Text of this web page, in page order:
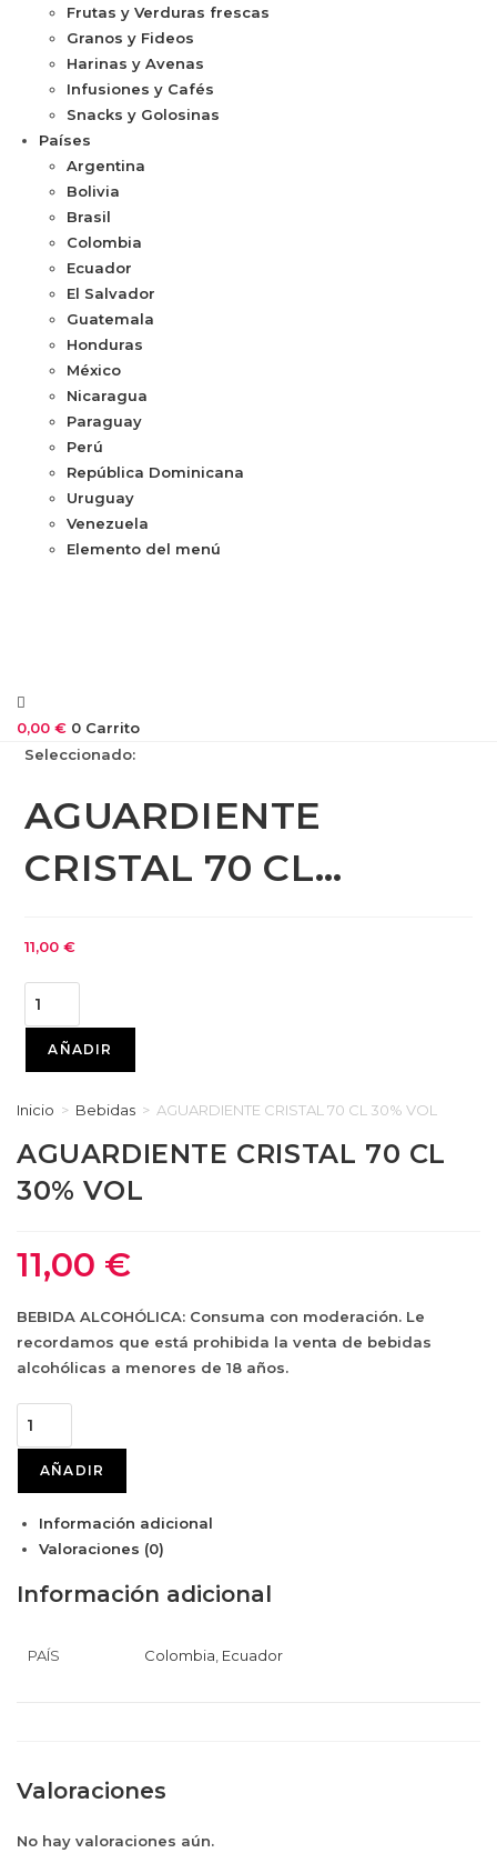
Frutas y Verduras frescas
Granos y Fideos
Harinas y Avenas
Infusiones y Cafés
Snacks y Golosinas
Países
Argentina
Bolivia
Brasil
Colombia
Ecuador
El Salvador
Guatemala
Honduras
México
Nicaragua
Paraguay
Perú
República Dominicana
Uruguay
Venezuela
Elemento del menú
0,00 € 0 Carrito
Seleccionado:
AGUARDIENTE
CRISTAL 70 CL…
11,00€
AGUARDIENTE
CRISTAL
CL
30%
cantidad
AÑADIR
Inicio > Bebidas > AGUARDIENTE CRISTAL 70 CL 30% VOL
AGUARDIENTE CRISTAL 70 CL
30% VOL
11,00 €
BEBIDA ALCOHÓLICA: Consuma con moderación. Le
recordamos que está prohibida la venta de bebidas
alcohólicas a menores de 18 años.
AGUARDIENTE
CRISTAL
CL
30%
VOL
cantidad
AÑADIR
Información adicional
Valoraciones (0)
Información adicional
PAÍS Colombia, Ecuador
Valoraciones
No hay valoraciones aún.